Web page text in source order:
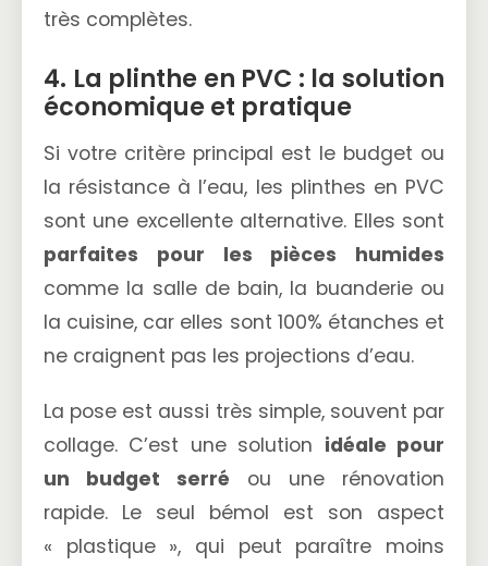
très complètes.
4. La plinthe en PVC : la solution
économique et pratique
Si votre critère principal est le budget ou
la résistance à l’eau, les plinthes en PVC
sont une excellente alternative. Elles sont
parfaites pour les pièces humides
comme la salle de bain, la buanderie ou
la cuisine, car elles sont 100% étanches et
ne craignent pas les projections d’eau.
La pose est aussi très simple, souvent par
collage. C’est une solution idéale pour
un budget serré ou une rénovation
rapide. Le seul bémol est son aspect
« plastique », qui peut paraître moins